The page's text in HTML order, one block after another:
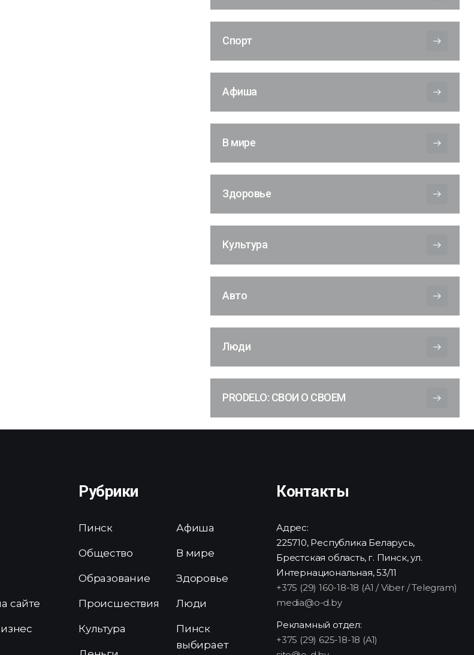
Спорт
Афиша
В мире
Здоровье
Культура
Авто
Люди
PRODELO: СВОИ О СВОЕМ
сайте
Рубрики
Пинск
Общество
Образование
Происшествия
Культура
Афиша
В мире
Здоровье
Люди
Пинск
выбирает
Контакты
Адрес:
225710, Республика Беларусь,
Брестская область, г. Пинск, ул.
Интернациональная, 53/11
+375 (29) 160-18-18 (A1 / Viber / Telegram)
media@o-d.by
Рекламный отдел:
+375 (29) 625-18-18 (A1)